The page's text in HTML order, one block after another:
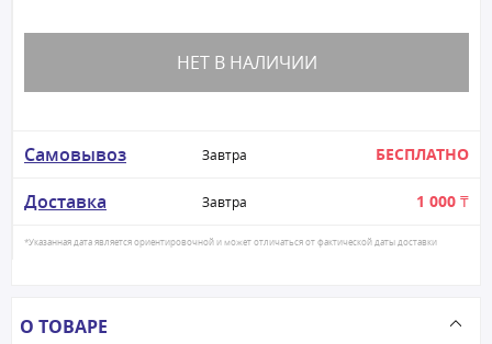
НЕТ В НАЛИЧИИ
Самовывоз Завтра БЕСПЛАТНО
Доставка Завтра 1 000 ₸
*Указанная дата является ориентировочной и может отличаться от фактической даты доставки
О ТОВАРЕ